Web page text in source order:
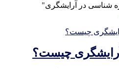
شناسی در آرایشگری"
چیست؟